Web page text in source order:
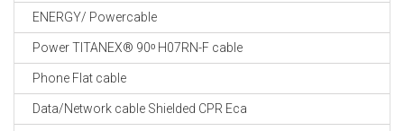
ENERGY/ Powercable
Power TITANEX® 90ᵒ H07RN-F cable
Phone Flat cable
Data/Network cable Shielded CPR Eca